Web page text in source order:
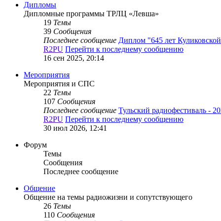
Дипломы
Дипломные программы ТРЛЦ «Левша»
19 Темы
39 Сообщения
Последнее сообщение Диплом "645 лет
R2PU Перейти к последнему сообщению
16 сен 2025, 20:14
Мероприятия
Мероприятия и СПС
22 Темы
107 Сообщения
Последнее сообщение Тульский радиофестиваль -
R2PU Перейти к последнему сообщению
30 июл 2026, 12:41
Форум
Темы
Сообщения
Последнее сообщение
Общение
Общение на темы радиожизни и сопутствующего
26 Темы
110 Сообщения